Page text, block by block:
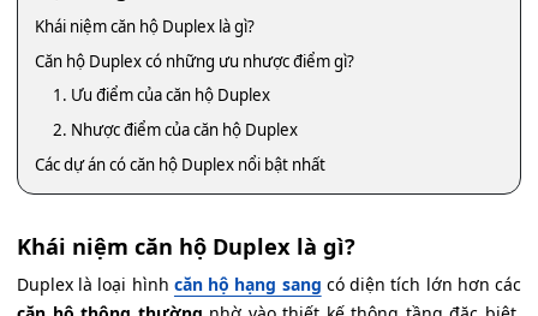
Khái niệm căn hộ Duplex là gì?
Căn hộ Duplex có những ưu nhược điểm gì?
1. Ưu điểm của căn hộ Duplex
2. Nhược điểm của căn hộ Duplex
Các dự án có căn hộ Duplex nổi bật nhất
Khái niệm căn hộ Duplex là gì?
Duplex là loại hình căn hộ hạng sang có diện tích lớn hơn các